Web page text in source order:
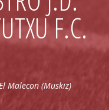
F.C.
Malecon (Muskiz)